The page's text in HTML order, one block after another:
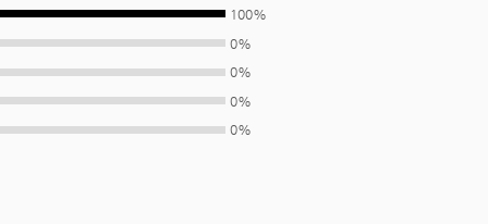
100%
0%
0%
0%
0%